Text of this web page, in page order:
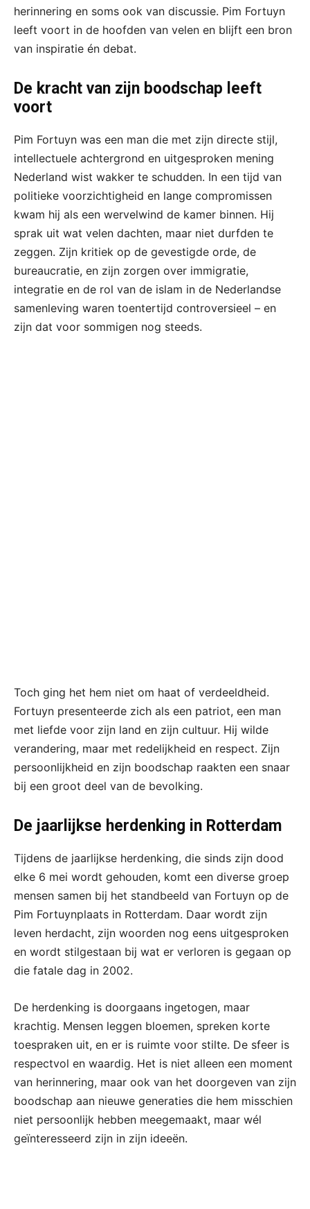
herinnering en soms ook van discussie. Pim Fortuyn
leeft voort in de hoofden van velen en blijft een bron
van inspiratie én debat.
De kracht van zijn boodschap leeft
voort
Pim Fortuyn was een man die met zijn directe stijl,
intellectuele achtergrond en uitgesproken mening
Nederland wist wakker te schudden. In een tijd van
politieke voorzichtigheid en lange compromissen
kwam hij als een wervelwind de kamer binnen. Hij
sprak uit wat velen dachten, maar niet durfden te
zeggen. Zijn kritiek op de gevestigde orde, de
bureaucratie, en zijn zorgen over immigratie,
integratie en de rol van de islam in de Nederlandse
samenleving waren toentertijd controversieel – en
zijn dat voor sommigen nog steeds.
Toch ging het hem niet om haat of verdeeldheid.
Fortuyn presenteerde zich als een patriot, een man
met liefde voor zijn land en zijn cultuur. Hij wilde
verandering, maar met redelijkheid en respect. Zijn
persoonlijkheid en zijn boodschap raakten een snaar
bij een groot deel van de bevolking.
De jaarlijkse herdenking in Rotterdam
Tijdens de jaarlijkse herdenking, die sinds zijn dood
elke 6 mei wordt gehouden, komt een diverse groep
mensen samen bij het standbeeld van Fortuyn op de
Pim Fortuynplaats in Rotterdam. Daar wordt zijn
leven herdacht, zijn woorden nog eens uitgesproken
en wordt stilgestaan bij wat er verloren is gegaan op
die fatale dag in 2002.
De herdenking is doorgaans ingetogen, maar
krachtig. Mensen leggen bloemen, spreken korte
toespraken uit, en er is ruimte voor stilte. De sfeer is
respectvol en waardig. Het is niet alleen een moment
van herinnering, maar ook van het doorgeven van zijn
boodschap aan nieuwe generaties die hem misschien
niet persoonlijk hebben meegemaakt, maar wél
geïnteresseerd zijn in zijn ideeën.